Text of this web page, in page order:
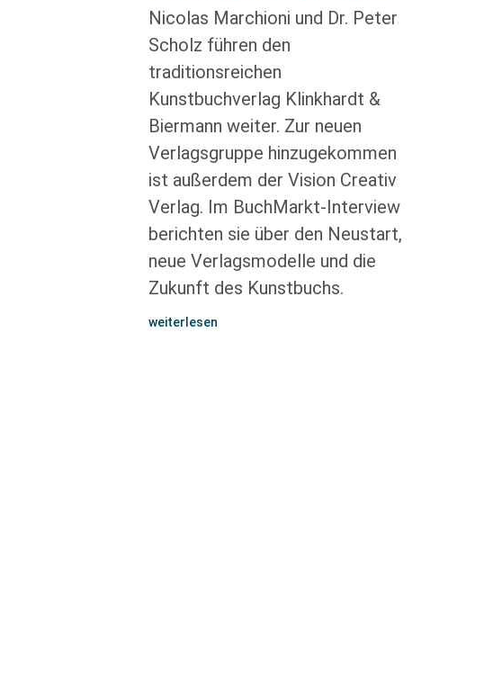
Nicolas Marchioni und Dr. Peter
Scholz führen den
traditionsreichen
Kunstbuchverlag Klinkhardt &
Biermann weiter. Zur neuen
Verlagsgruppe hinzugekommen
ist außerdem der Vision Creativ
Verlag. Im BuchMarkt-Interview
berichten sie über den Neustart,
neue Verlagsmodelle und die
Zukunft des Kunstbuchs.
weiterlesen